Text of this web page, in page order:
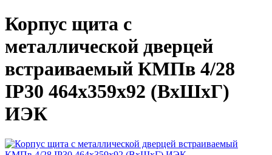
Корпус щита с
металлической дверцей
встраиваемый КМПв 4/28
IP30 464х359х92 (ВхШхГ)
ИЭК